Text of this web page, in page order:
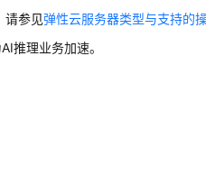
请参见弹性云服务器类型与支持的
推理业务加速。